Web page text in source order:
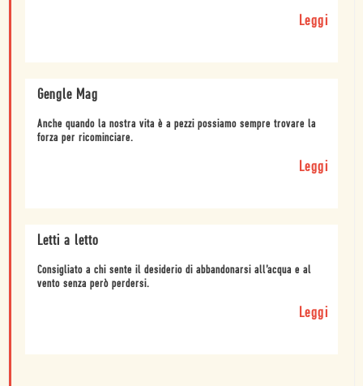
Leggi
Gengle Mag
Anche quando la nostra vita è a pezzi possiamo sempre trovare la
forza per ricominciare.
Leggi
Letti a letto
Consigliato a chi sente il desiderio di abbandonarsi all’acqua e al
vento senza però perdersi.
Leggi